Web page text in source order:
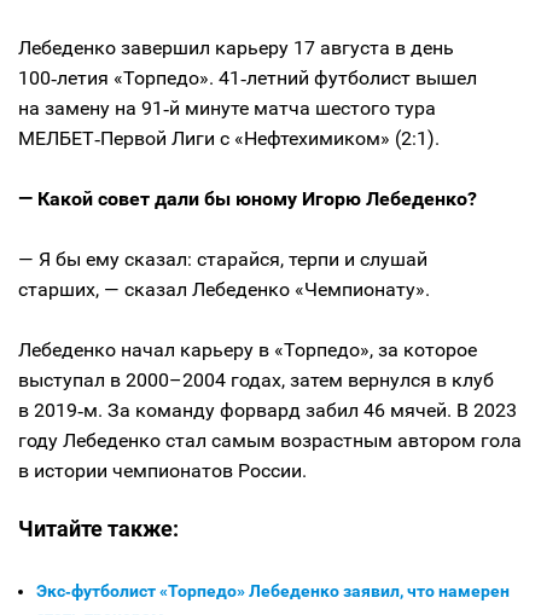
Лебеденко завершил карьеру 17 августа в день
100‑летия «Торпедо». 41‑летний футболист вышел
на замену на 91‑й минуте матча шестого тура
МЕЛБЕТ‑Первой Лиги с «Нефтехимиком» (2:1).
— Какой совет дали бы юному Игорю Лебеденко?
— Я бы ему сказал: старайся, терпи и слушай
старших, — сказал Лебеденко «Чемпионату».
Лебеденко начал карьеру в «Торпедо», за которое
выступал в 2000–2004 годах, затем вернулся в клуб
в 2019‑м. За команду форвард забил 46 мячей. В 2023
году Лебеденко стал самым возрастным автором гола
в истории чемпионатов России.
Читайте также:
Экс‑футболист «Торпедо» Лебеденко заявил, что намерен